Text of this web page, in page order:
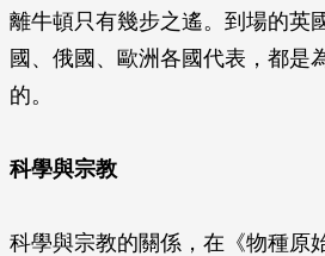
離牛頓只有幾步之遙。到場的英
國、俄國、歐洲各國代表，都是
的。
科學與宗教
科學與宗教的關係，在《物種原